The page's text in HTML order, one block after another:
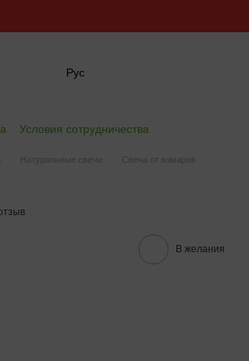
Рус
Условия сотрудничества
Натуральные свечи Свеча от комаров
В желания